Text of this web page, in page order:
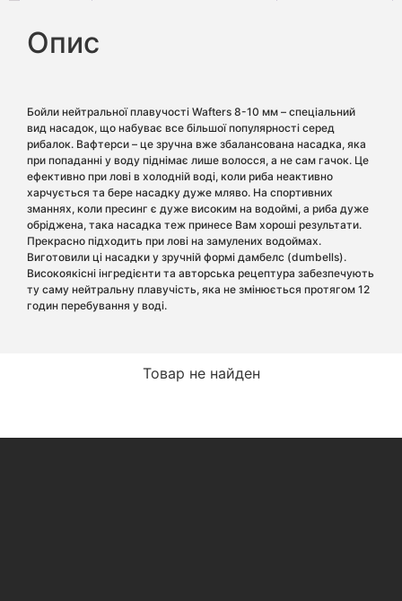
Опис
Бойли нейтральної плавучості Wafters 8-10 мм – спеціальний
вид насадок, що набуває все більшої популярності серед
рибалок. Вафтерси – це зручна вже збалансована насадка, яка
при попаданні у воду піднімає лише волосся, а не сам гачок. Це
ефективно при лові в холодній воді, коли риба неактивно
харчується та бере насадку дуже мляво. На спортивних
зманнях, коли пресинг є дуже високим на водоймі, а риба дуже
обріджена, така насадка теж принесе Вам хороші результати.
Прекрасно підходить при лові на замулених водоймах.
Виготовили ці насадки у зручній формі дамбелс (dumbells).
Високоякісні інгредієнти та авторська рецептура забезпечують
ту саму нейтральну плавучість, яка не змінюється протягом 12
годин перебування у воді.
Товар не найден